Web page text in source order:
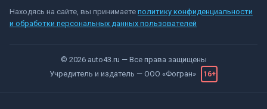
Находясь на сайте, вы принимаете политику конфиденциальности
и обработки персональных данных пользователей
© 2026 auto43.ru — Все права защищены
Учредитель и издатель — ООО «Фогран» 16+